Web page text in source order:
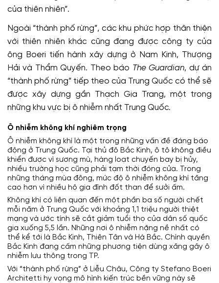
của thiên nhiên”.
Ngoài “thành phố rừng”, các khu phức hợp thân thiện
với thiên nhiên khác cũng đang được công ty của
ông Boeri tiến hành xây dựng ở Nam Kinh, Thượng
Hải và Thẩm Quyến. Theo báo The Guardian, dự án
“thành phố rừng” tiếp theo của Trung Quốc có thể sẽ
được xây dựng gần Thạch Gia Trang, một trong
những khu vực bị ô nhiễm nhất Trung Quốc.
Ô nhiễm không khí nghiêm trọng
Ô nhiễm không khí là một trong những vấn đề đáng báo
động ở Trung Quốc. Tại thủ đô Bắc Kinh, ô tô không điều
khiển được vì sương mù, hàng loạt chuyến bay bị hủy,
nhiều trường học cũng phải tạm thời đóng cửa. Trong
những tháng mùa đông, mức độ ô nhiễm không khí tăng
cao hơn vì nhiều hộ gia đình đốt than để sưởi ấm.
Không khí có liên quan đến một phần ba số người chết
mỗi năm ở Trung Quốc với khoảng 1,1 triệu người thiệt
mạng và ước tính sẽ cắt giảm tuổi thọ của dân số quốc
gia xuống 5,5 lần. Những nơi ô nhiễm nặng nề nhất có
thể kể tới là Bắc Kinh, Thiên Tân và Hà Bắc. Chính quyền
Bắc Kinh đang cấm những phương tiện dùng xăng gây ô
nhiễm lưu thông trong TP.
Với “thành phố rừng” ở Liễu Châu, Công ty Stefano Boeri
Architetti hy vọng mô hình kiến trúc bền vững này sẽ